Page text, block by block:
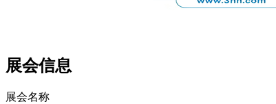
展会信息
展会名称